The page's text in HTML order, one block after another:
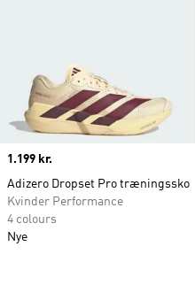
Price
1.199 kr.
Adizero Dropset Pro træningssko
Kvinder Performance
4 colours
Nye